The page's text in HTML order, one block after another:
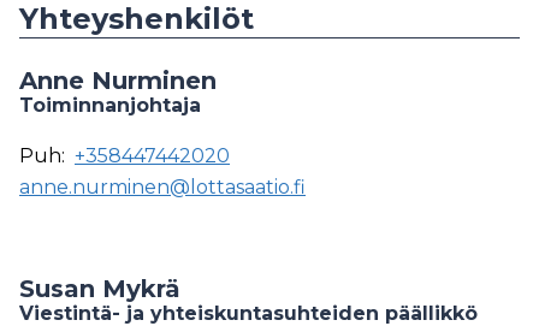
Yhteyshenkilöt
Anne Nurminen
Toiminnanjohtaja
Puh: +358447442020
anne.nurminen@lottasaatio.fi
Susan Mykrä
Viestintä- ja yhteiskuntasuhteiden päällikkö